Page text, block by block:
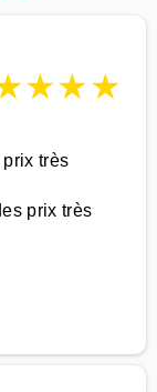
★★★
très
prix très